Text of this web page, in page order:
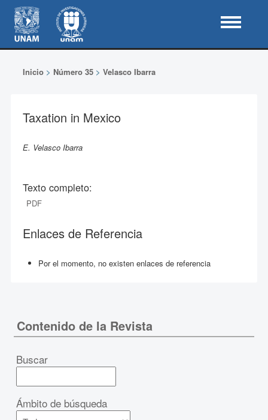
Inicio> Número 35> Velasco Ibarra
Taxation in Mexico
E. Velasco Ibarra
Texto completo:
PDF
Enlaces de Referencia
Por el momento, no existen enlaces de referencia
Contenido de la Revista
Buscar
Ámbito de búsqueda